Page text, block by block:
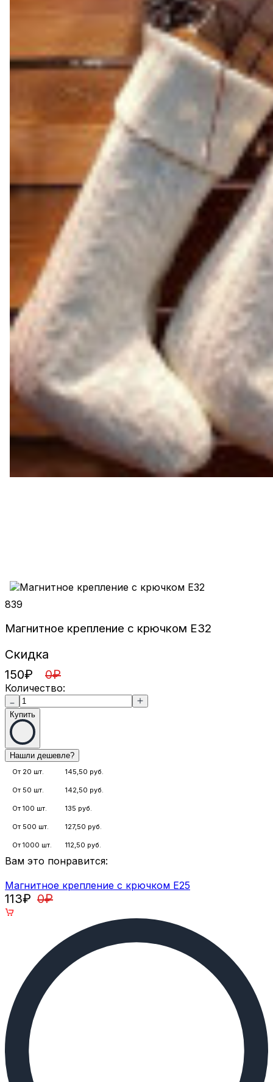
839
Магнитное крепление с крючком E32
150₽ 0₽
Скидка
Количество:
Купить
От 20 шт. 145,50 руб.
От 50 шт. 142,50 руб.
От 100 шт. 135 руб.
От 500 шт. 127,50 руб.
От 1000 шт. 112,50 руб.
Вам это понравится:
Магнитное крепление с крючком E25
113₽ 0₽